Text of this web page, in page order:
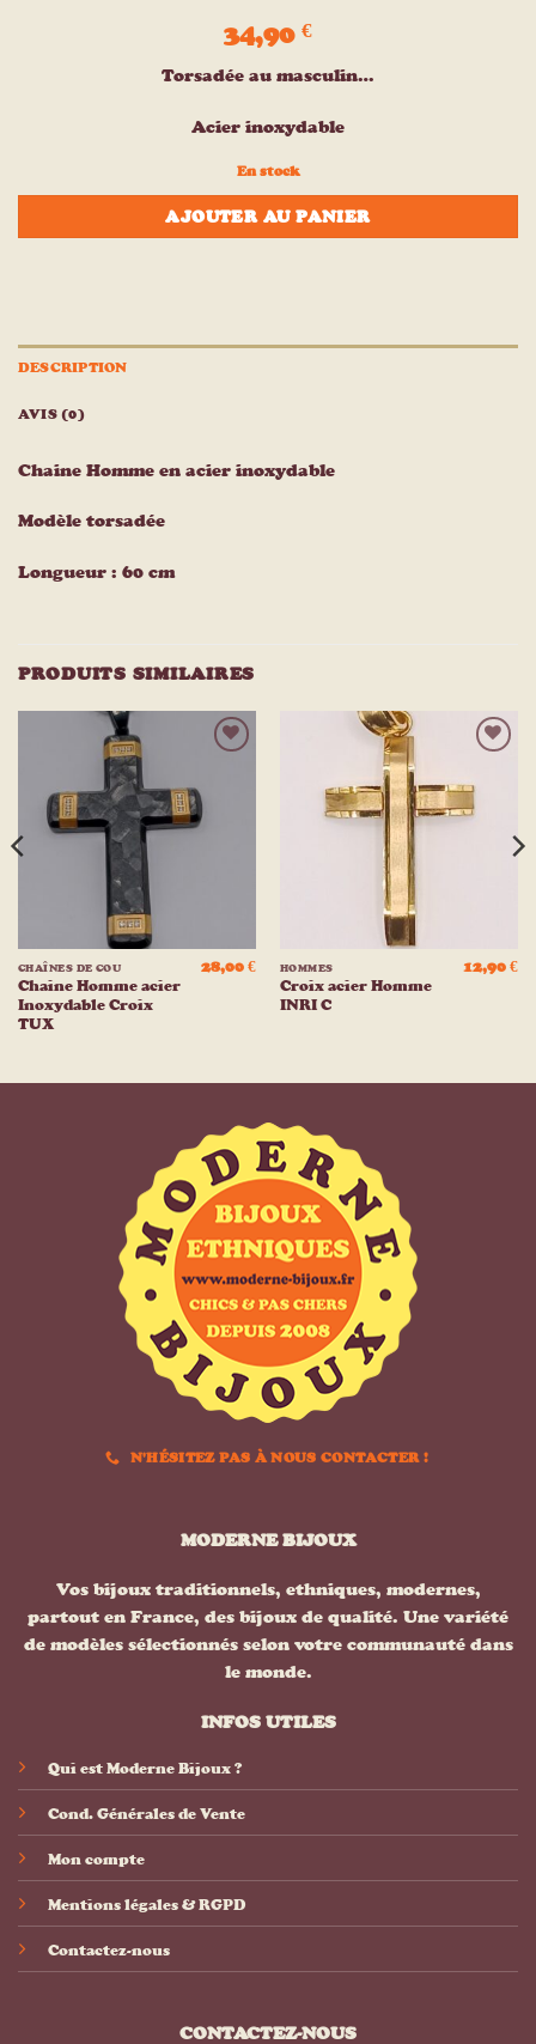
34,90 €
Torsadée au masculin…
Acier inoxydable
En stock
AJOUTER AU PANIER
DESCRIPTION
AVIS (0)
Chaine Homme en acier inoxydable
Modèle torsadée
Longueur : 60 cm
PRODUITS SIMILAIRES
d’envies
CHAÎNES DE COU
Chaine Homme acier
Inoxydable Croix
TUX
28,00€
à la
liste
d’envies
HOMMES
Croix acier Homme
INRI C
12,90€
N'HÉSITEZ PAS À NOUS CONTACTER !
MODERNE BIJOUX
Vos bijoux traditionnels, ethniques, modernes,
partout en France, des bijoux de qualité. Une variété
de modèles sélectionnés selon votre communauté dans
le monde.
INFOS UTILES
Qui est Moderne Bijoux ?
Cond. Générales de Vente
Mon compte
Mentions légales & RGPD
Contactez-nous
CONTACTEZ-NOUS